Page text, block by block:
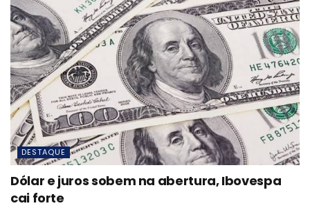
DESTAQUE
Dólar e juros sobem na abertura, Ibovespa
cai forte